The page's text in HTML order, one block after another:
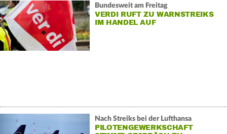
Bundesweit am Freitag
VERDI RUFT ZU WARNSTREIKS
IM HANDEL AUF
Nach Streiks bei der Lufthansa
PILOTENGEWERKSCHAFT